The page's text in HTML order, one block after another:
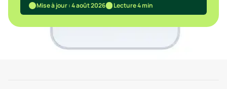
Mise à jour : 4 août 2026
Lecture 4 min